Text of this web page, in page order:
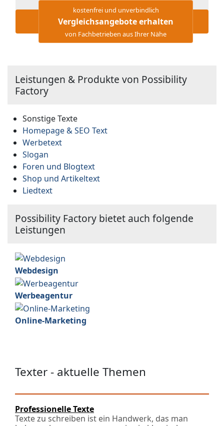
kostenfrei und unverbindlich
Vergleichsangebote erhalten
von Fachbetrieben aus Ihrer Nähe
Leistungen & Produkte von Possibility
Factory
Sonstige Texte
Homepage & SEO Text
Werbetext
Slogan
Foren und Blogtext
Shop und Artikeltext
Liedtext
Possibility Factory bietet auch folgende
Leistungen
Webdesign
Werbeagentur
Online-Marketing
Texter - aktuelle Themen
Professionelle Texte
Texte zu schreiben ist ein Handwerk, das man